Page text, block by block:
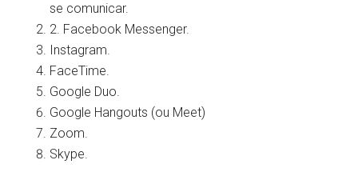
se comunicar.
2. Facebook Messenger.
Instagram.
FaceTime.
Google Duo.
Google Hangouts (ou Meet)
Zoom.
Skype.